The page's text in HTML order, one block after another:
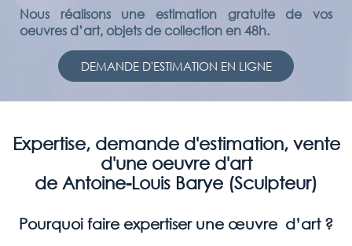
Nous réalisons une estimation gratuite de vos
oeuvres d’art, objets de collection en 48h.
DEMANDE D'ESTIMATION EN LIGNE
Expertise, demande d'estimation, vente
d'une oeuvre d'art
de Antoine-Louis Barye (Sculpteur)
Pourquoi faire expertiser une œuvre d’art ?